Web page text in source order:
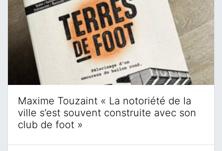
Maxime Touzaint « La notoriété de la
ville s’est souvent construite avec son
club de foot »